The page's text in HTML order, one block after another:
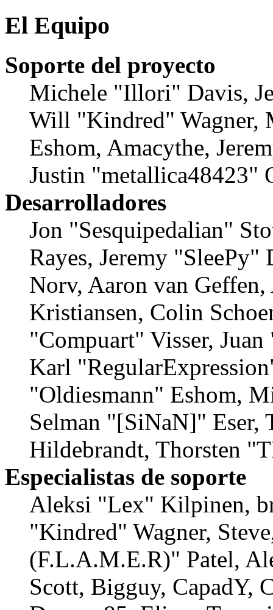
El Equipo
Soporte del proyecto
Michele "Illori" Davis,
Will "Kindred" Wagner,
Eshom, Amacythe,
Justin "metallica48423"
Desarrolladores
Jon "Sesquipedalian"
Rayes, Jeremy
Norv, Aaron van
Kristiansen, Colin
"Compuart" Visser,
Karl
"Oldiesmann" Eshom,
Selman "[SiNaN]" Eser,
Hildebrandt, Thorsten
Especialistas de soporte
Aleksi "Lex" Kilpinen,
"Kindred" Wagner,
(F.L.A.M.E.R)" Patel,
Scott, Bigguy, CapadY,